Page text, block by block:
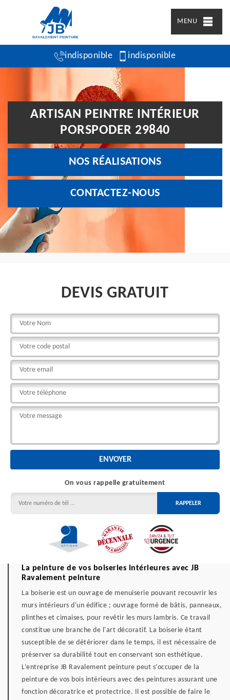
MENU
indisponible indisponible
ARTISAN PEINTRE INTÉRIEUR
PORSPODER 29840
NOS RÉALISATIONS
CONTACTEZ-NOUS
DEVIS GRATUIT
On vous rappelle gratuitement
La peinture de vos boiseries intérieures avec JB
Ravalement peinture
La boiserie est un ouvrage de menuiserie pouvant recouvrir les
murs intérieurs d'un édifice ; ouvrage formé de bâtis, panneaux,
plinthes et cimaises, pour revêtir les murs lambris. Ce travail
constitue une branche de l'art décoratif. La boiserie étant
susceptible de se détériorer dans le temps, il est nécessaire de
préserver sa durabilité tout en conservant son esthétique.
L’entreprise JB Ravalement peinture peut s’occuper de la
peinture de vos bois intérieurs avec des peintures assurant une
fonction décoratrice et protectrice. Il est possible de faire le